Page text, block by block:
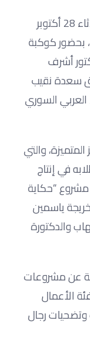
جاء ذلك خلال حفل التكريم الذي أقيم الثلاثاء 28 أكتوبر
بحضور كوكبة
أشرف
سعدة نقيب
السوري
والتي
في إنتاج
“حكاية
ياسمين
والدكتورة
عن مشروعات
الأعمال
وتضحيات رجال